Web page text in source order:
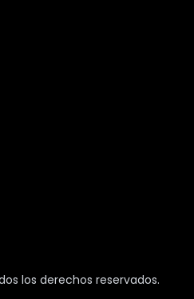
los derechos reservados.